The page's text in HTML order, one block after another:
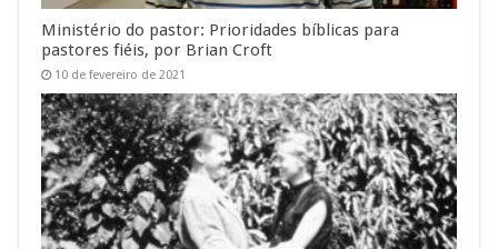
Ministério do pastor: Prioridades bíblicas para
pastores fiéis, por Brian Croft
10 de fevereiro de 2021